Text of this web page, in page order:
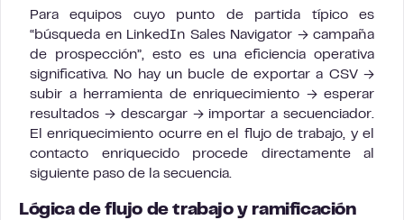
Para equipos cuyo punto de partida típico es
“búsqueda en LinkedIn Sales Navigator → campaña
de prospección”, esto es una eficiencia operativa
significativa. No hay un bucle de exportar a CSV →
subir a herramienta de enriquecimiento → esperar
resultados → descargar → importar a secuenciador.
El enriquecimiento ocurre en el flujo de trabajo, y el
contacto enriquecido procede directamente al
siguiente paso de la secuencia.
Lógica de flujo de trabajo y ramificación